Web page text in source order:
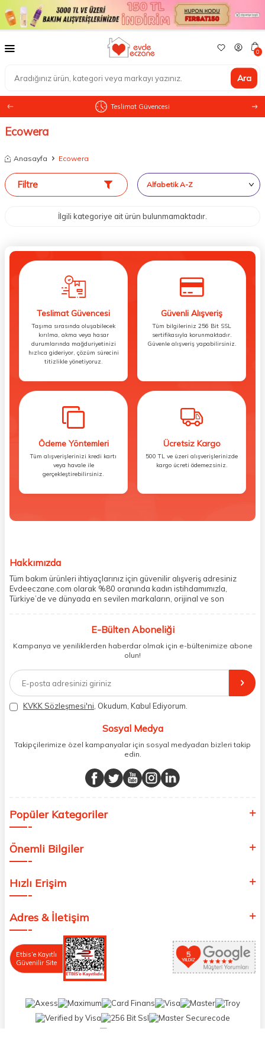
Ara
0
Teslimat Güvencesi
Ecowera
Anasayfa Ecowera
Filtre
İlgili kategoriye ait ürün bulunmamaktadır.
Teslimat Güvencesi
Taşıma sırasında oluşabilecek
kırılma, akma veya hasar
durumlarında mağduriyetinizi
hızlıca gideriyor, çözüm sürecini
titizlikle yönetiyoruz.
Güvenli Alışveriş
Tüm bilgileriniz 256 Bit SSL
sertifikasıyla korunmaktadır.
Güvenle alışveriş yapabilirsiniz.
Ödeme Yöntemleri
Tüm alışverişlerinizi kredi kartı
veya havale ile
gerçekleştirebilirsiniz.
Ücretsiz Kargo
500 TL ve üzeri alışverişlerinizde
kargo ücreti ödemezsiniz.
Hakkımızda
Tüm bakım ürünleri ihtiyaçlarınız için güvenilir alışveriş adresiniz
Evdeeczane.com olarak %80 oranında kadın istihdamımızla,
Türkiye’de ve dünyada en sevilen markaların, orijinal ve son
paketliyoruz. Herhangi bir durumdan dolayı olumsuz olarak geri
müşteri temsilcilerimiz aracılığı ile gerekli tüm desteği sağlıyoruz.
2017 yılından bugüne, yüzlerce marka ve binlerce ürün seçeneğini
doğrudan markalardan ya da markaların yetkili Türkiye
distribütörlerinden faturalı olarak tedarik ediyor ve müşterilerimize
aynı şekilde faturalı ve orijinal ambalajlarda gönderim sağlıyoruz.
Paketleme sürecinde geri dönüştürülebilir malzemeler kullanarak
atık oranımızı en aza indiriyor ve daha yaşanabilir bir dünya
E-Bülten Aboneliği
Kampanya ve yeniliklerden haberdar olmak için e-bültenimize abone
olun!
KVKK Sözleşmesi'ni , Okudum, Kabul Ediyorum.
Sosyal Medya
Takipçilerimize özel kampanyalar için sosyal medyadan bizleri takip
edin.
Popüler Kategoriler
Önemli Bilgiler
Hızlı Erişim
Adres & İletişim
Etbis’e Kayıtlı
Güvenilir Site